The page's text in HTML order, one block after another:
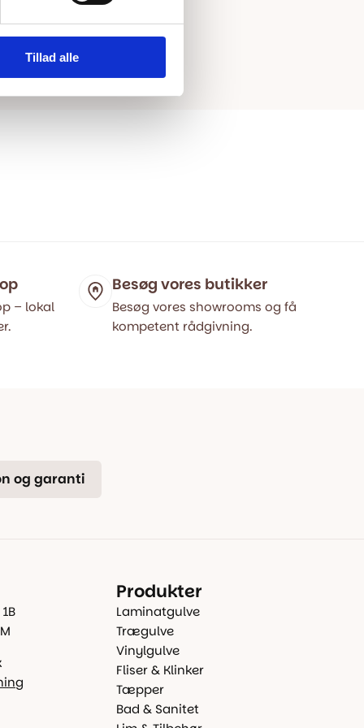
Tillad alle
– lokal
Besøg vores butikker
Besøg vores showrooms og få
kompetent rådgivning.
og garanti
Produkter
Laminatgulve
Trægulve
Vinylgulve
Fliser & Klinker
Tæpper
Bad & Sanitet